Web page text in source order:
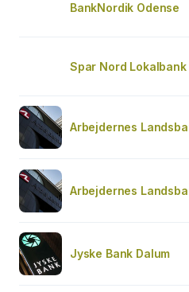
BankNordik Odense
Spar Nord Lokalbank
Arbejdernes
Arbejdernes
Jyske Bank Dalum